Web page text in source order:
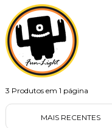
3 Produtos em 1 página
MAIS RECENTES